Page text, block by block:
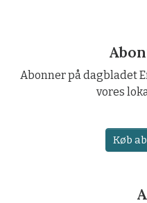
Abonner på dagbladet
vores
Køb